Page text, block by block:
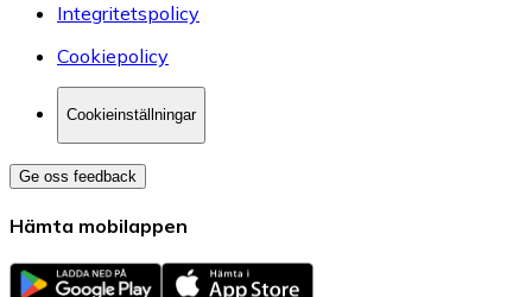
Integritetspolicy
Cookiepolicy
Cookieinställningar
Ge oss feedback
Hämta mobilappen